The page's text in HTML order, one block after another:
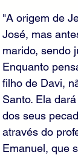
"A origem de
José, mas
marido, sendo
Enquanto
filho de Davi,
Santo. Ela
dos seus
através do
Emanuel, que